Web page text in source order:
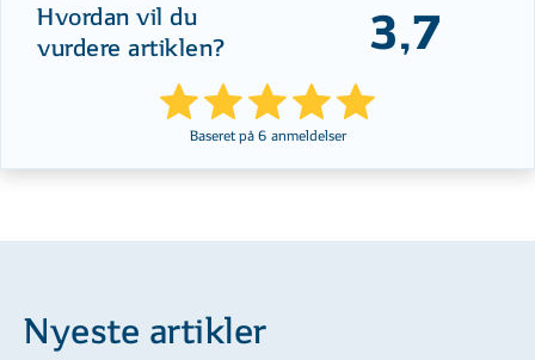
Hvordan vil du
vurdere artiklen?
3,7
Baseret på 6 anmeldelser
Nyeste artikler